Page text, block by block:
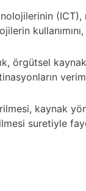
örgütsel
kaynak
suretiyle